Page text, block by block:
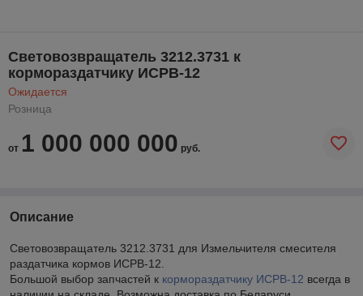
Световозвращатель 3212.3731 к
кормораздатчику ИСРВ-12
Ожидается
Розница
от 1 000 000 000 руб.
Описание
Световозвращатель 3212.3731 для Измельчителя смесителя
раздатчика кормов ИСРВ-12.
Большой выбор запчастей к кормораздатчику ИСРВ-12 всегда в